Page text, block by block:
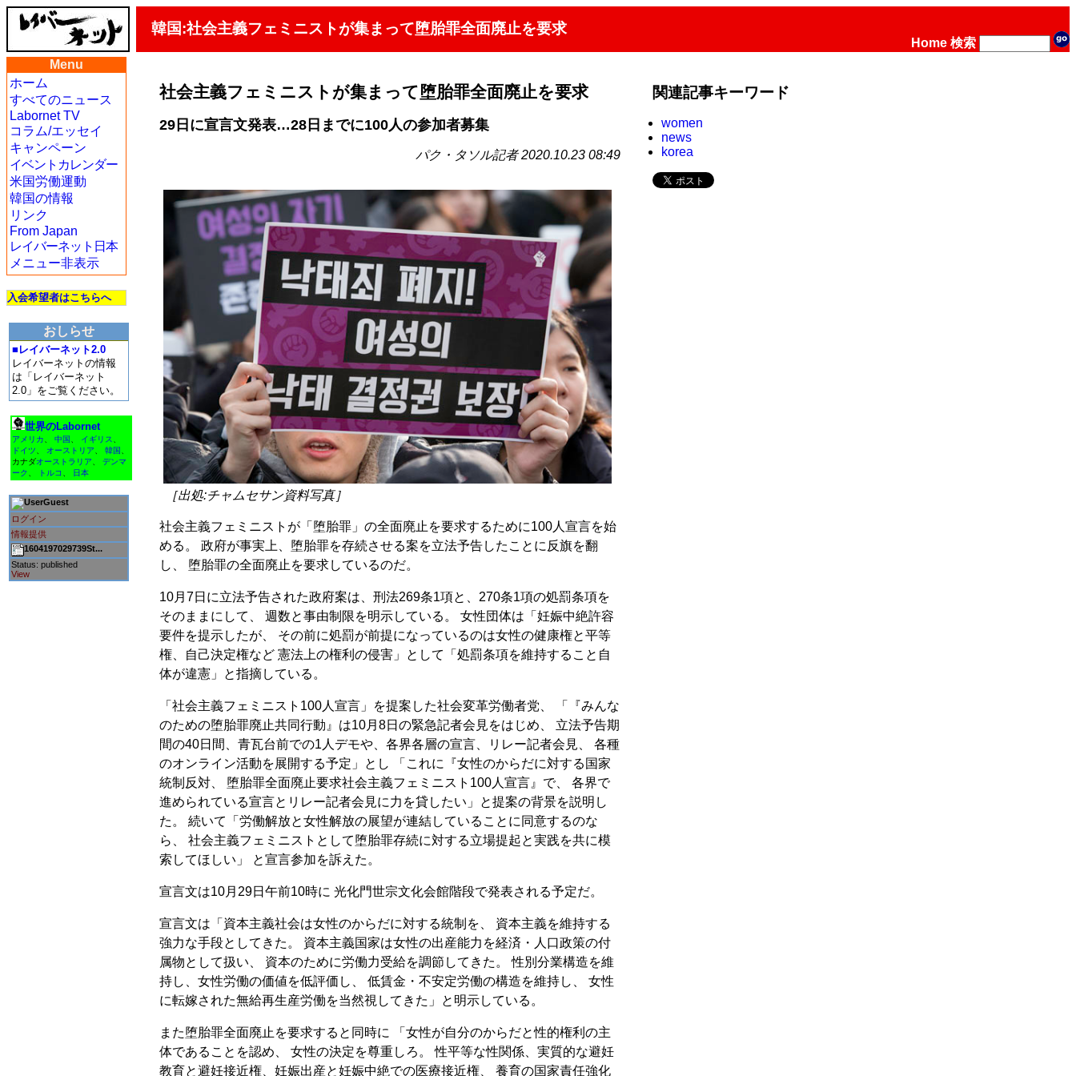
韓国:社会主義フェミニストが集まって堕胎罪全面廃止を要求
Home 検索
Menu
ホーム
すべてのニュース
Labornet TV
コラム/エッセイ
キャンペーン
イベントカレンダー
米国労働運動
韓国の情報
リンク
From Japan
レイバーネット日本
メニュー非表示
入会希望者はこちらへ
おしらせ
■レイバーネット2.0
レイバーネットの情報
は「レイバーネット
2.0」をご覧ください。
世界のLabornet
アメリカ 中国 イギリス
ドイツ
オーストリア 韓国
カナダオーストラリア
デンマ
ーク
トルコ 日本
Guest
ログイン
情報提供
1604197029739St...
Status: published
View
社会主義フェミニストが集まって堕胎罪全面廃止を要求
29日に宣言文発表…28日までに100人の参加者募集
パク・タソル記者 2020.10.23 08:49
［出処:チャムセサン資料写真］
社会主義フェミニストが「堕胎罪」の全面廃止を要求するために100人宣言を始
める。 政府が事実上、堕胎罪を存続させる案を立法予告したことに反旗を翻
し、 堕胎罪の全面廃止を要求しているのだ。
10月7日に立法予告された政府案は、刑法269条1項と、270条1項の処罰条項を
そのままにして、 週数と事由制限を明示している。 女性団体は「妊娠中絶許容
要件を提示したが、 その前に処罰が前提になっているのは女性の健康権と平等
権、自己決定権など 憲法上の権利の侵害」として「処罰条項を維持すること自
体が違憲」と指摘している。
「社会主義フェミニスト100人宣言」を提案した社会変革労働者党、 「『みんな
のための堕胎罪廃止共同行動』は10月8日の緊急記者会見をはじめ、 立法予告期
間の40日間、青瓦台前での1人デモや、各界各層の宣言、リレー記者会見、 各種
のオンライン活動を展開する予定」とし 「これに『女性のからだに対する国家
統制反対、 堕胎罪全面廃止要求社会主義フェミニスト100人宣言』で、 各界で
進められている宣言とリレー記者会見に力を貸したい」と提案の背景を説明し
た。 続いて「労働解放と女性解放の展望が連結していることに同意するのな
ら、 社会主義フェミニストとして堕胎罪存続に対する立場提起と実践を共に模
索してほしい」 と宣言参加を訴えた。
宣言文は10月29日午前10時に 光化門世宗文化会館階段で発表される予定だ。
宣言文は「資本主義社会は女性のからだに対する統制を、 資本主義を維持する
強力な手段としてきた。 資本主義国家は女性の出産能力を経済・人口政策の付
属物として扱い、 資本のために労働力受給を調節してきた。 性別分業構造を維
持し、女性労働の価値を低評価し、 低賃金・不安定労働の構造を維持し、 女性
に転嫁された無給再生産労働を当然視してきた」と明示している。
また堕胎罪全面廃止を要求すると同時に 「女性が自分のからだと性的権利の主
体であることを認め、 女性の決定を尊重しろ。 性平等な性関係、実質的な避妊
教育と避妊接近権、妊娠出産と妊娠中絶での医療接近権、 養育の国家責任強化
関連記事キーワード
women
news
korea